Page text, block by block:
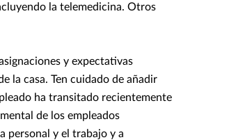
la telemedicina. Otros
y expectativas
la casa. Ten cuidado de añadir
ha transitado recientemente
de los empleados
personal y el trabajo y a